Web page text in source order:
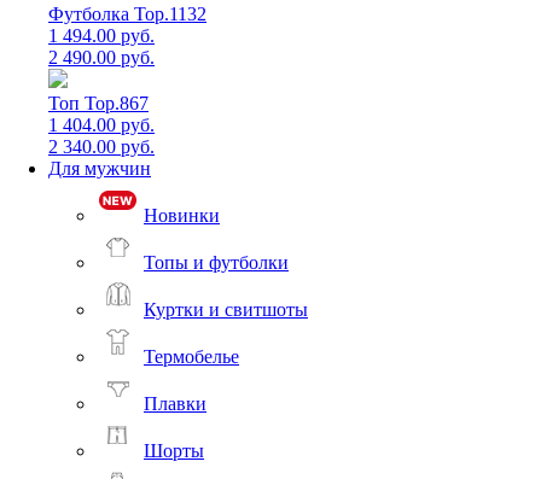
Футболка Top.1132
1 494.00 руб.
2 490.00 руб.
Топ Top.867
1 404.00 руб.
2 340.00 руб.
Для мужчин
Новинки
Топы и футболки
Куртки и свитшоты
Термобелье
Плавки
Шорты